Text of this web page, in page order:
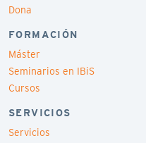
Dona
FORMACIÓN
Máster
Seminarios en IBiS
Cursos
SERVICIOS
Servicios